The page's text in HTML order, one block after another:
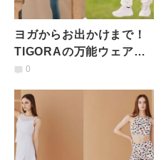
ヨガからお出かけまで！
TIGORAの万能ウェアで
心地よく過ごす大人のデ
0